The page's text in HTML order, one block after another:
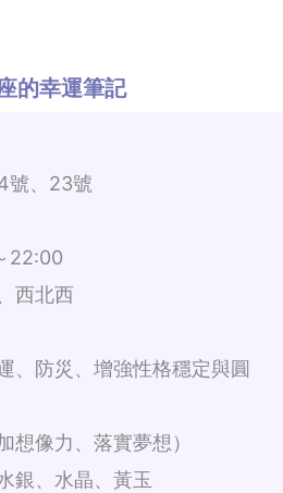
的幸運筆記
號、23號
22:00
西北西
、防災、增強性格穩定與圓
像力、落實夢想）
銀、水晶、黃玉